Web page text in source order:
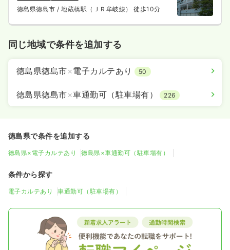
徳島県徳島市/ 地蔵橋駅（ＪＲ牟岐線） 徒歩10分
同じ地域で条件を追加する
徳島県徳島市×電子カルテあり 50
徳島県徳島市×車通勤可（駐車場有） 226
徳島県で条件を追加する
徳島県×電子カルテあり 徳島県×車通勤可（駐車場有）
条件から探す
電子カルテあり 車通勤可（駐車場有）